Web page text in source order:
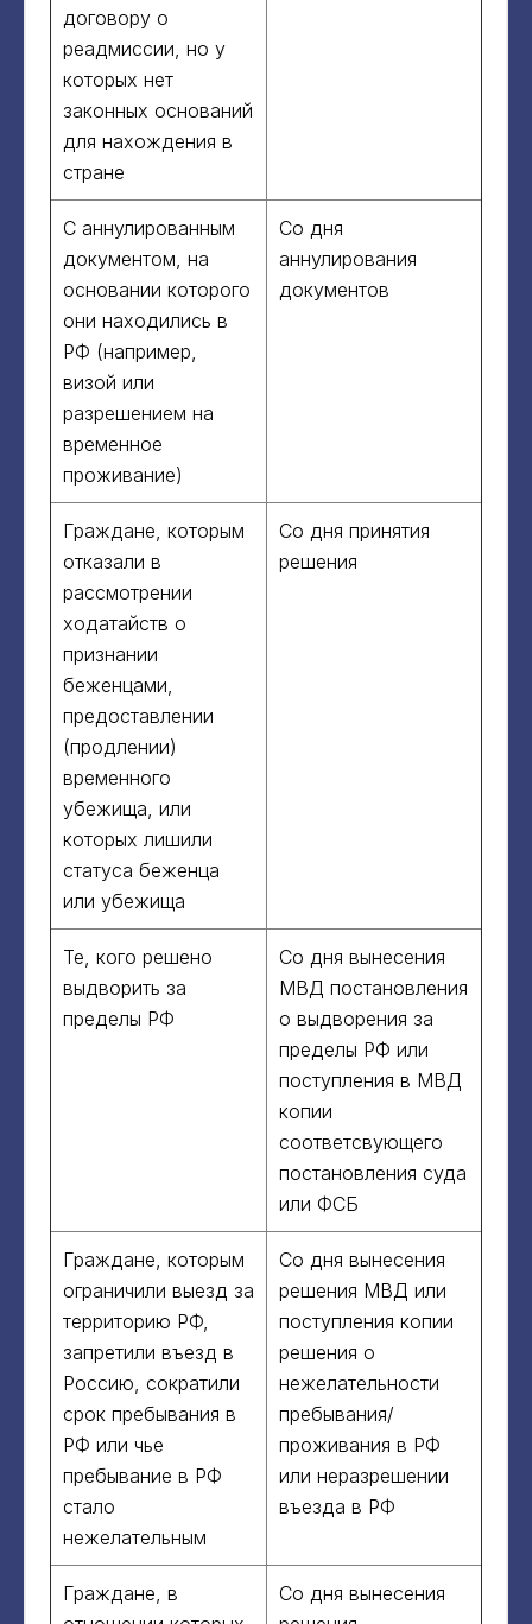
договору о
реадмиссии, но у
которых нет
законных оснований
для нахождения в
стране
С аннулированным
документом, на
основании которого
они находились в
РФ (например,
визой или
разрешением на
временное
проживание)
Со дня
аннулирования
документов
Граждане, которым
отказали в
рассмотрении
ходатайств о
признании
беженцами,
предоставлении
(продлении)
временного
убежища, или
которых лишили
статуса беженца
или убежища
Со дня принятия
решения
Те, кого решено
выдворить за
пределы РФ
Со дня вынесения
МВД постановления
о выдворения за
пределы РФ или
поступления в МВД
копии
соответсвующего
постановления суда
или ФСБ
Граждане, которым
ограничили выезд за
территорию РФ,
запретили въезд в
Россию, сократили
срок пребывания в
РФ или чье
пребывание в РФ
стало
нежелательным
Со дня вынесения
решения МВД или
поступления копии
решения о
нежелательности
пребывания/
проживания в РФ
или неразрешении
въезда в РФ
Граждане, в
Со дня вынесения